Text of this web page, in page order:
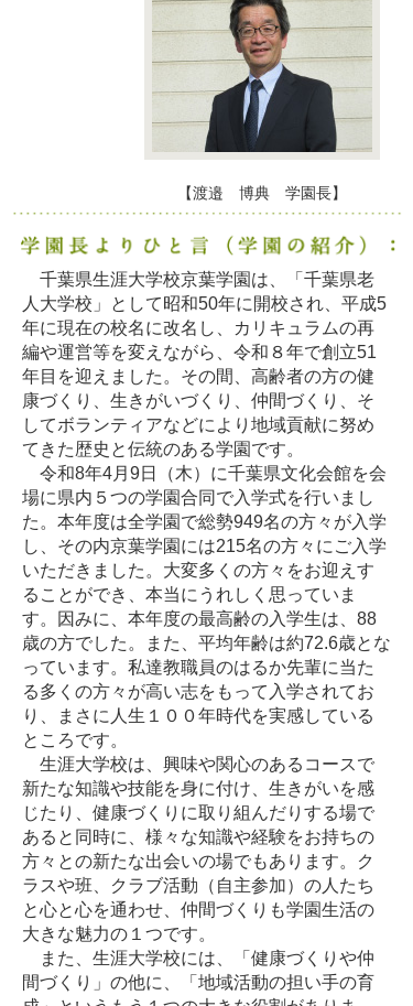
【渡邉 博典 学園長】
千葉県生涯大学校京葉学園は、「千葉県老
人大学校」として昭和50年に開校され、平成5
年に現在の校名に改名し、カリキュラムの再
編や運営等を変えながら、令和８年で創立51
年目を迎えました。その間、高齢者の方の健
康づくり、生きがいづくり、仲間づくり、そ
してボランティアなどにより地域貢献に努め
てきた歴史と伝統のある学園です。
令和8年4月9日（木）に千葉県文化会館を会
場に県内５つの学園合同で入学式を行いまし
た。本年度は全学園で総勢949名の方々が入学
し、その内京葉学園には215名の方々にご入学
いただきました。大変多くの方々をお迎えす
ることができ、本当にうれしく思っていま
す。因みに、本年度の最高齢の入学生は、88
歳の方でした。また、平均年齢は約72.6歳とな
っています。私達教職員のはるか先輩に当た
る多くの方々が高い志をもって入学されてお
り、まさに人生１００年時代を実感している
ところです。
生涯大学校は、興味や関心のあるコースで
新たな知識や技能を身に付け、生きがいを感
じたり、健康づくりに取り組んだりする場で
あると同時に、様々な知識や経験をお持ちの
方々との新たな出会いの場でもあります。ク
ラスや班、クラブ活動（自主参加）の人たち
と心と心を通わせ、仲間づくりも学園生活の
大きな魅力の１つです。
また、生涯大学校には、「健康づくりや仲
間づくり」の他に、「地域活動の担い手の育